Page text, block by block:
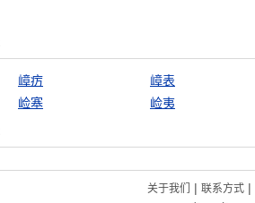
嶂疠
嶂表
崄塞 崄夷
关于我们 | 联系方式|